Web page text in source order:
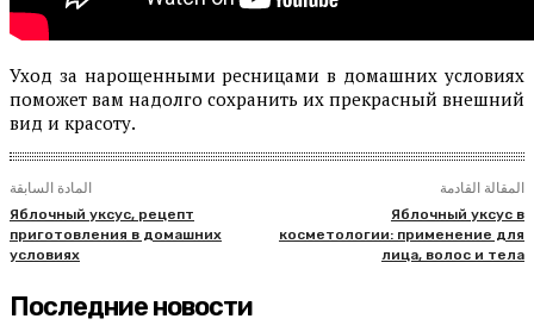
Уход за нарощенными ресницами в домашних условиях
поможет вам надолго сохранить их прекрасный внешний
вид и красоту.
المادة السابقة
Яблочный уксус, рецепт
приготовления в домашних
условиях
المقالة القادمة
Яблочный уксус в
косметологии: применение для
лица, волос и тела
Последние новости